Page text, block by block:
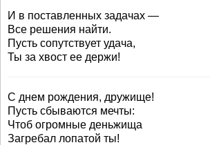
И в поставленных задачах —
Все решения найти.
Пусть сопутствует удача,
Ты за хвост ее держи!
С днем рождения, дружище!
Пусть сбываются мечты:
Чтоб огромные деньжища
Загребал лопатой ты!